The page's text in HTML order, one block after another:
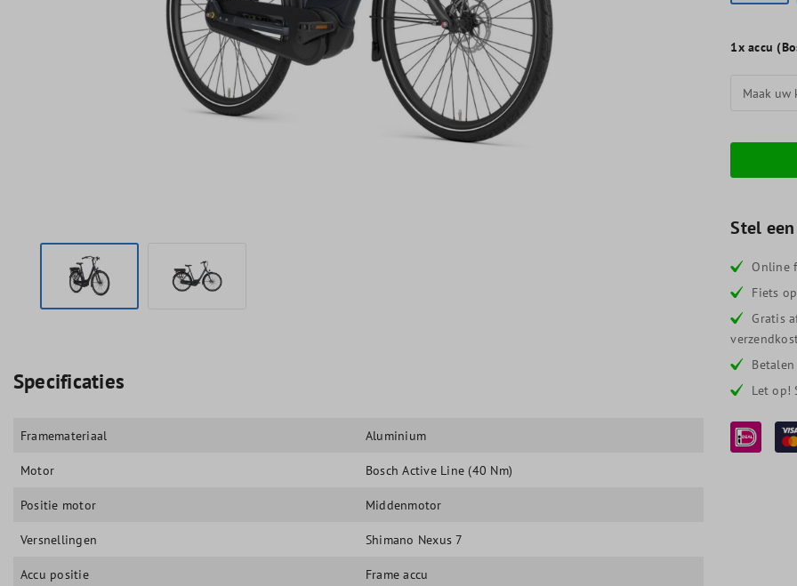
1x accu
Stel
Online
Fiets
Gratis
Let op!
Specificaties
Framemateriaal Aluminium
Motor Bosch Active Line (40 Nm)
Positie motor Middenmotor
Versnellingen Shimano Nexus 7
Accu positie Frame accu